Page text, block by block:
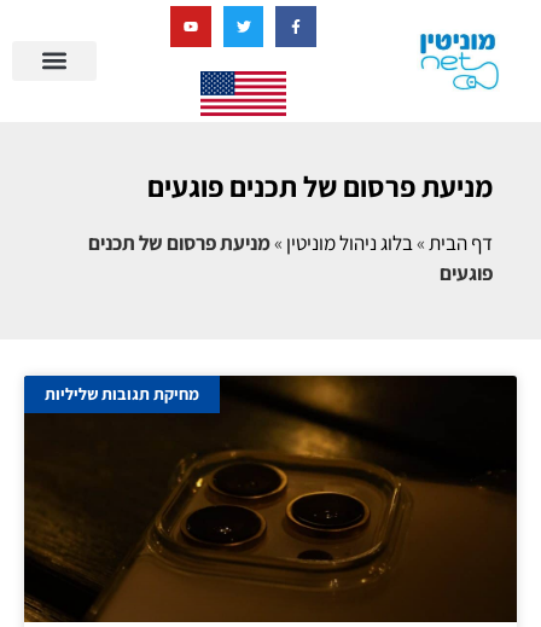
מניעת פרסום של תכנים פוגעים
דף הבית»בלוג ניהול מוניטין »מניעת פרסום של תכנים
פוגעים
מחיקת תגובות שליליות